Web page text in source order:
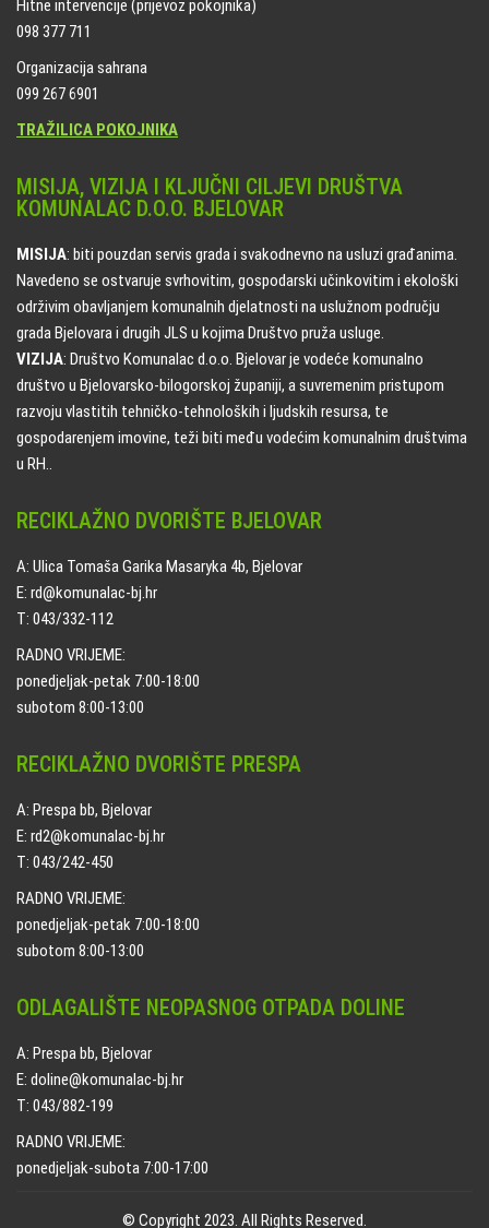
Hitne intervencije (prijevoz pokojnika)
098 377 711
Organizacija sahrana
099 267 6901
TRAŽILICA POKOJNIKA
MISIJA, VIZIJA I KLJUČNI CILJEVI DRUŠTVA
KOMUNALAC D.O.O. BJELOVAR
MISIJA: biti pouzdan servis grada i svakodnevno na usluzi građanima.
Navedeno se ostvaruje svrhovitim, gospodarski učinkovitim i ekološki
održivim obavljanjem komunalnih djelatnosti na uslužnom području
grada Bjelovara i drugih JLS u kojima Društvo pruža usluge.
VIZIJA: Društvo Komunalac d.o.o. Bjelovar je vodeće komunalno
društvo u Bjelovarsko-bilogorskoj županiji, a suvremenim pristupom
razvoju vlastitih tehničko-tehnoloških i ljudskih resursa, te
gospodarenjem imovine, teži biti među vodećim komunalnim društvima
u RH..
RECIKLAŽNO DVORIŠTE BJELOVAR
A: Ulica Tomaša Garika Masaryka 4b, Bjelovar
E: rd@komunalac-bj.hr
T: 043/332-112
RADNO VRIJEME:
ponedjeljak-petak 7:00-18:00
subotom 8:00-13:00
RECIKLAŽNO DVORIŠTE PRESPA
A: Prespa bb, Bjelovar
E: rd2@komunalac-bj.hr
T: 043/242-450
RADNO VRIJEME:
ponedjeljak-petak 7:00-18:00
subotom 8:00-13:00
ODLAGALIŠTE NEOPASNOG OTPADA DOLINE
A: Prespa bb, Bjelovar
E: doline@komunalac-bj.hr
T: 043/882-199
RADNO VRIJEME:
ponedjeljak-subota 7:00-17:00
© Copyright 2023. All Rights Reserved.